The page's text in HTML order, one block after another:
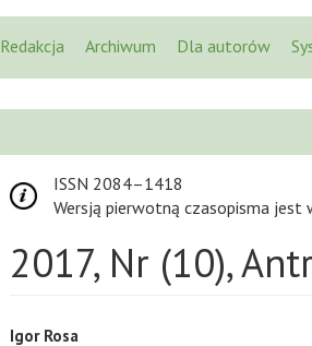
Redakcja Archiwum Dla autorów
ISSN 2084–1418
Wersją pierwotną czasopisma jest
2017, Nr (10),
Igor Rosa